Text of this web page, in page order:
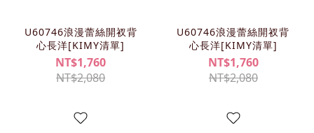
U60746浪漫蕾絲開衩背
心長洋[KIMY清單]
NT$1,760
NT$2,080
U60746浪漫蕾絲開衩背
心長洋[KIMY清單]
NT$1,760
NT$2,080